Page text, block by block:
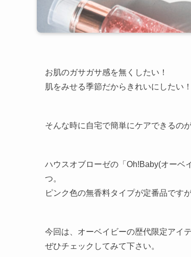
お肌のガサガサ感を無くしたい！
肌をみせる季節だからきれいにしたい！
そんな時に自宅で簡単にケアできるの
ハウスオブローゼの「Oh!Baby(オーベ
つ。
ピンク色の無香料タイプが定番品です
今回は、オーベイビーの歴代限定アイ
ぜひチェックしてみて下さい。